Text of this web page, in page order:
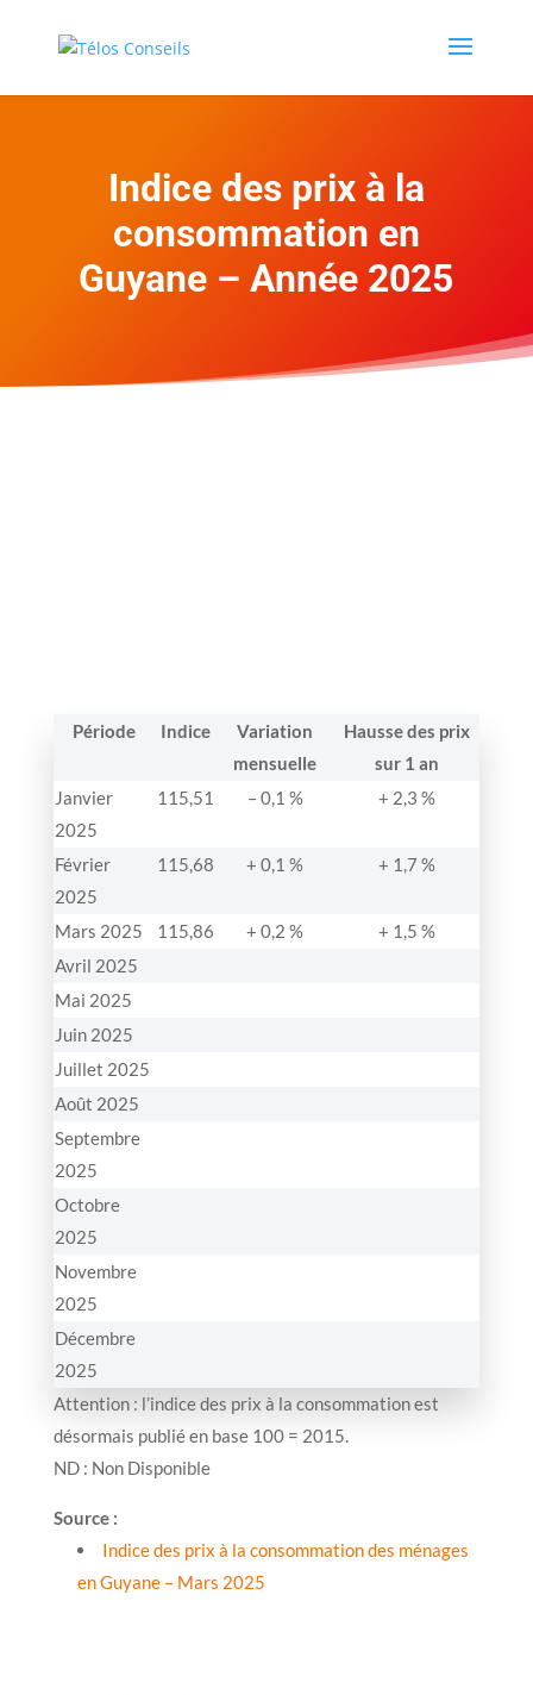
Indice des prix à la
consommation en
Guyane – Année 2025
Période Indice
Variation
mensuelle
Hausse des prix
sur 1 an
Janvier
2025
115,51 – 0,1 % + 2,3 %
Février
2025
115,68 + 0,1 % + 1,7 %
Mars 2025 115,86 + 0,2 %
+ 1,5 %
Avril 2025
Mai 2025
Juin 2025
Juillet 2025
Août 2025
Septembre
2025
Octobre
2025
Novembre
2025
Décembre
2025
Attention : l’indice des prix à la consommation est
désormais publié en base 100 = 2015.
ND : Non Disponible
Source :
Indice des prix à la consommation des ménages
en Guyane – Mars 2025